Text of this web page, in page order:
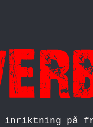
inriktning på